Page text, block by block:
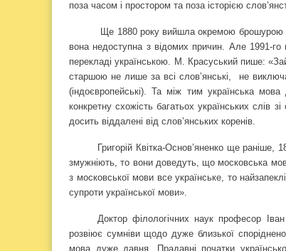
поза часом і простором та поза історією
Ще 1880 року вийшла окремою брошурою
вона недоступна з відомих причин. Але 1991-
перекладі українською. М. Красуський пише:
старшою не лише за всі слов’янські,
не
(індоєвропейські). Та між тим українська
конкретну схожість багатьох українських слів
досить віддалені від слов’янських коренів.
Григорій Квітка-Основ’яненко ще раніше,
змужніють, то вони доведуть, що московська
з московської мови все українське, то
супроти української мови».
Доктор філологічних наук професор
розвіює сумніви щодо дуже близької
мова дуже давня. Прадавні початки